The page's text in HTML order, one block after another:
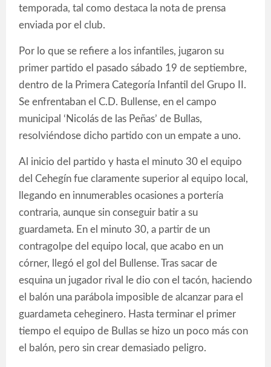
temporada, tal como destaca la nota de prensa
enviada por el club.
Por lo que se refiere a los infantiles, jugaron su
primer partido el pasado sábado 19 de septiembre,
dentro de la Primera Categoría Infantil del Grupo II.
Se enfrentaban el C.D. Bullense, en el campo
municipal ‘Nicolás de las Peñas’ de Bullas,
resolviéndose dicho partido con un empate a uno.
Al inicio del partido y hasta el minuto 30 el equipo
del Cehegín fue claramente superior al equipo local,
llegando en innumerables ocasiones a portería
contraria, aunque sin conseguir batir a su
guardameta. En el minuto 30, a partir de un
contragolpe del equipo local, que acabo en un
córner, llegó el gol del Bullense. Tras sacar de
esquina un jugador rival le dio con el tacón, haciendo
el balón una parábola imposible de alcanzar para el
guardameta ceheginero. Hasta terminar el primer
tiempo el equipo de Bullas se hizo un poco más con
el balón, pero sin crear demasiado peligro.